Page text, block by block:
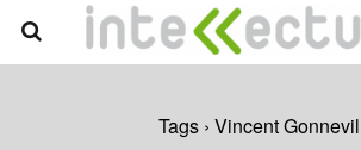
Tags › Vincent